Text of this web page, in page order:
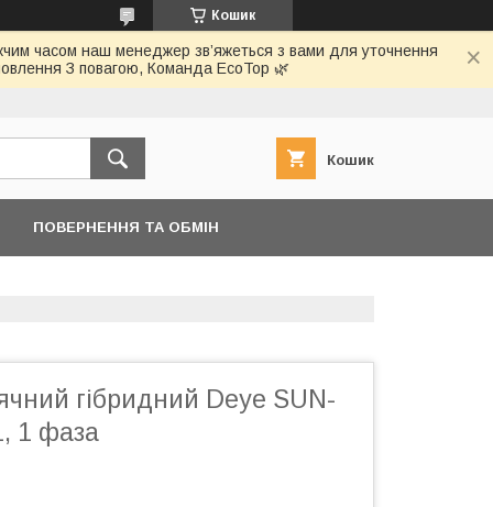
Кошик
часом наш менеджер зв’яжеться з вами для уточнення
З повагою, Команда EcoTop 🌿
Кошик
ПОВЕРНЕННЯ ТА ОБМІН
гібридний Deye SUN-
1 фаза